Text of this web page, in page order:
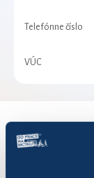
Telefónne číslo
VÚC